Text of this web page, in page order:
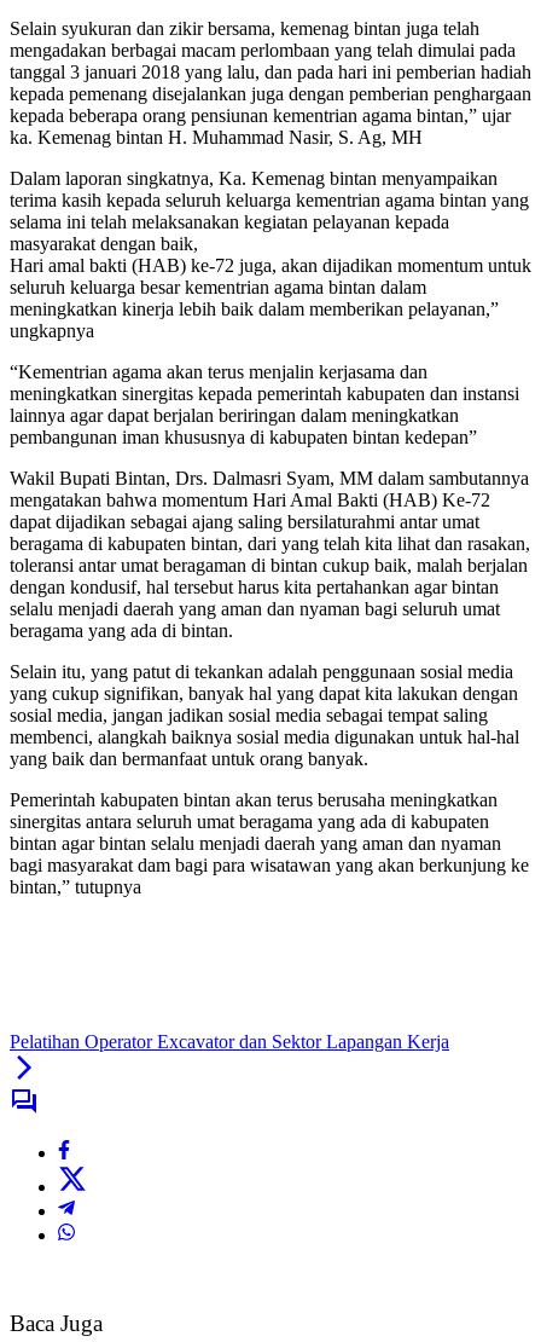
Selain syukuran dan zikir bersama, kemenag bintan juga telah
mengadakan berbagai macam perlombaan yang telah dimulai pada
tanggal 3 januari 2018 yang lalu, dan pada hari ini pemberian hadiah
kepada pemenang disejalankan juga dengan pemberian penghargaan
kepada beberapa orang pensiunan kementrian agama bintan,” ujar
ka. Kemenag bintan H. Muhammad Nasir, S. Ag, MH
Dalam laporan singkatnya, Ka. Kemenag bintan menyampaikan
terima kasih kepada seluruh keluarga kementrian agama bintan yang
selama ini telah melaksanakan kegiatan pelayanan kepada
masyarakat dengan baik,
Hari amal bakti (HAB) ke-72 juga, akan dijadikan momentum untuk
seluruh keluarga besar kementrian agama bintan dalam
meningkatkan kinerja lebih baik dalam memberikan pelayanan,”
ungkapnya
“Kementrian agama akan terus menjalin kerjasama dan
meningkatkan sinergitas kepada pemerintah kabupaten dan instansi
lainnya agar dapat berjalan beriringan dalam meningkatkan
pembangunan iman khususnya di kabupaten bintan kedepan”
Wakil Bupati Bintan, Drs. Dalmasri Syam, MM dalam sambutannya
mengatakan bahwa momentum Hari Amal Bakti (HAB) Ke-72
dapat dijadikan sebagai ajang saling bersilaturahmi antar umat
beragama di kabupaten bintan, dari yang telah kita lihat dan rasakan,
toleransi antar umat beragaman di bintan cukup baik, malah berjalan
dengan kondusif, hal tersebut harus kita pertahankan agar bintan
selalu menjadi daerah yang aman dan nyaman bagi seluruh umat
beragama yang ada di bintan.
Selain itu, yang patut di tekankan adalah penggunaan sosial media
yang cukup signifikan, banyak hal yang dapat kita lakukan dengan
sosial media, jangan jadikan sosial media sebagai tempat saling
membenci, alangkah baiknya sosial media digunakan untuk hal-hal
yang baik dan bermanfaat untuk orang banyak.
Pemerintah kabupaten bintan akan terus berusaha meningkatkan
sinergitas antara seluruh umat beragama yang ada di kabupaten
bintan agar bintan selalu menjadi daerah yang aman dan nyaman
bagi masyarakat dam bagi para wisatawan yang akan berkunjung ke
bintan,” tutupnya
Pelatihan Operator Excavator dan Sektor Lapangan Kerja
Baca Juga